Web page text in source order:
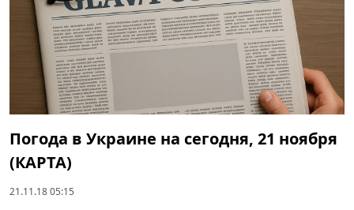
Погода в Украине на сегодня, 21 ноября
(КАРТА)
21.11.18 05:15